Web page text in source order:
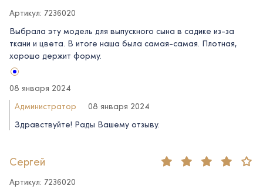
Артикул: 7236020
Выбрала эту модель для выпускного сына в садике из-за
ткани и цвета. В итоге наша была самая-самая. Плотная,
хорошо держит форму.
08 января 2024
Администратор
08 января 2024
Здравствуйте! Рады Вашему отзыву.
Сергей
Артикул: 7236020